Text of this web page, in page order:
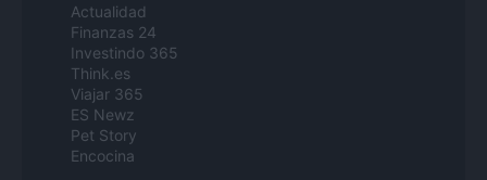
Actualidad
Finanzas 24
Investindo 365
Think.es
Viajar 365
ES Newz
Pet Story
Encocina